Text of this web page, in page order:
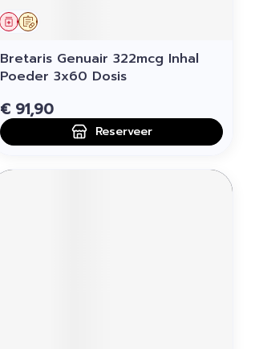
Op voorschrift
Geneesmiddel
Bretaris Genuair 322mcg Inhal
Poeder 3x60 Dosis
€ 91,90
Reserveer